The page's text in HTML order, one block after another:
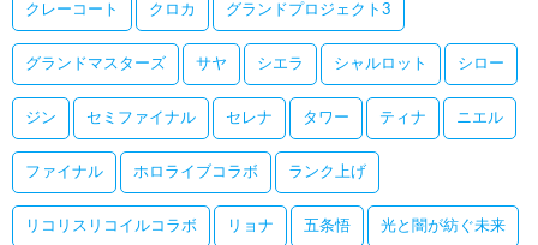
クレーコート クロカ グランドプロジェクト3
グランドマスターズ サヤ シエラ シャルロット シロー
ジン セミファイナル セレナ タワー ティナ ニエル
ファイナル ホロライブコラボ ランク上げ
リコリスリコイルコラボ リョナ 五条悟 光と闇が紡ぐ未来